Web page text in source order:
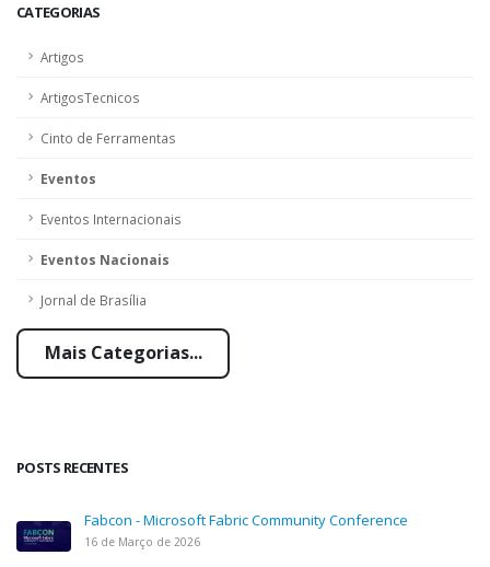
CATEGORIAS
Artigos
ArtigosTecnicos
Cinto de Ferramentas
Eventos
Eventos Internacionais
Eventos Nacionais
Jornal de Brasília
Mais Categorias...
POSTS RECENTES
Fabcon - Microsoft Fabric Community Conference
16 de Março de 2026